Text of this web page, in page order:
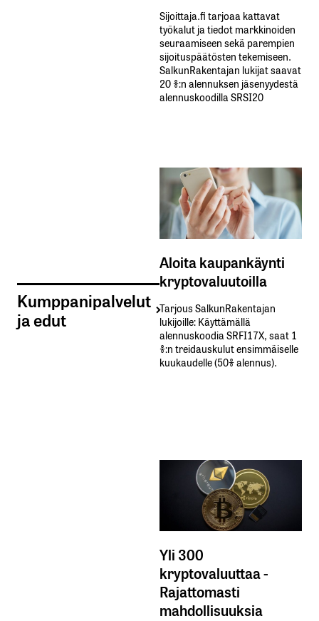
Kumppanipalvelut
ja edut
Sijoittaja.fi tarjoaa kattavat
työkalut ja tiedot markkinoiden
seuraamiseen sekä parempien
sijoituspäätösten tekemiseen.
SalkunRakentajan lukijat saavat
20 %:n alennuksen jäsenyydestä
alennuskoodilla SRSI20
Aloita kaupankäynti
kryptovaluutoilla
Tarjous SalkunRakentajan
lukijoille: Käyttämällä​ ​
alennuskoodia​ ​SRFI17X,​ ​saat​ ​1
%:n treidauskulut​ ​ensimmäiselle​ ​
kuukaudelle​ ​(50%​ ​alennus).
Yli 300
kryptovaluuttaa -
Rajattomasti
mahdollisuuksia